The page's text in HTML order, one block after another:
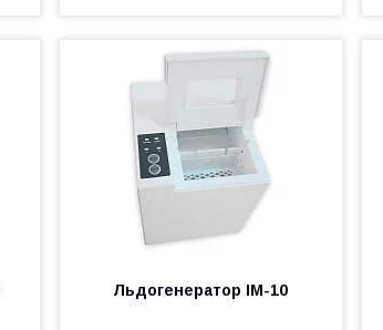
Льдогенератор IM-10